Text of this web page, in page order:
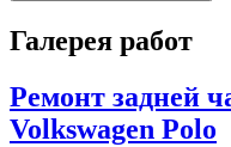
Галерея работ
Ремонт задней
Volkswagen Polo